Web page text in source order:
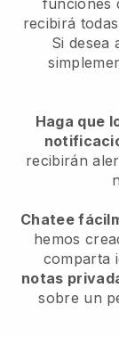
recibirá
Si desea
Haga que
recibirán
Chatee
hemos
comparta
notas
sobre un